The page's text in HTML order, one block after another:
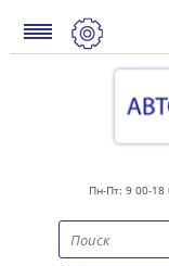
Пн-Пт: 9 00-